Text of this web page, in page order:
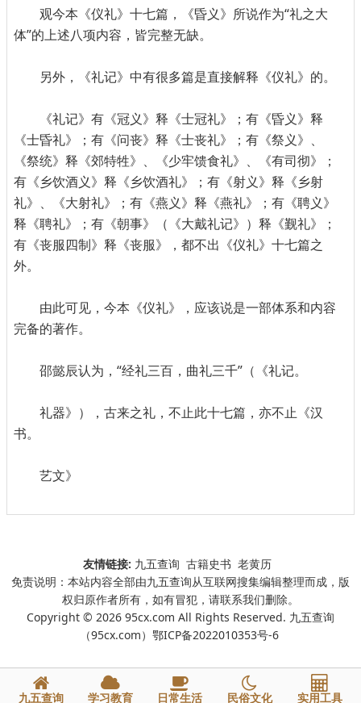
观今本《仪礼》十七篇，《昏义》所说作为“礼之大
体”的上述八项内容，皆完整无缺。
另外，《礼记》中有很多篇是直接解释《仪礼》的。
《礼记》有《冠义》释《士冠礼》；有《昏义》释
《士昏礼》；有《问丧》释《士丧礼》；有《祭义》、
《祭统》释《郊特牲》、《少牢馈食礼》、《有司彻》；
有《乡饮酒义》释《乡饮酒礼》；有《射义》释《乡射
礼》、《大射礼》；有《燕义》释《燕礼》；有《聘义》
释《聘礼》；有《朝事》（《大戴礼记》）释《觐礼》；
有《丧服四制》释《丧服》，都不出《仪礼》十七篇之
外。
由此可见，今本《仪礼》，应该说是一部体系和内容
完备的著作。
邵懿辰认为，“经礼三百，曲礼三千”（《礼记。
礼器》），古来之礼，不止此十七篇，亦不止《汉
书。
艺文》
友情链接: 九五查询 古籍史书 老黄历
免责说明：本站内容全部由九五查询从互联网搜集编辑整理而成，版
权归原作者所有，如有冒犯，请联系我们删除。
Copyright © 2026 95cx.com All Rights Reserved. 九五查询
（95cx.com） 鄂ICP备2022010353号-6
九五查询 学习教育 日常生活 民俗文化 实用工具